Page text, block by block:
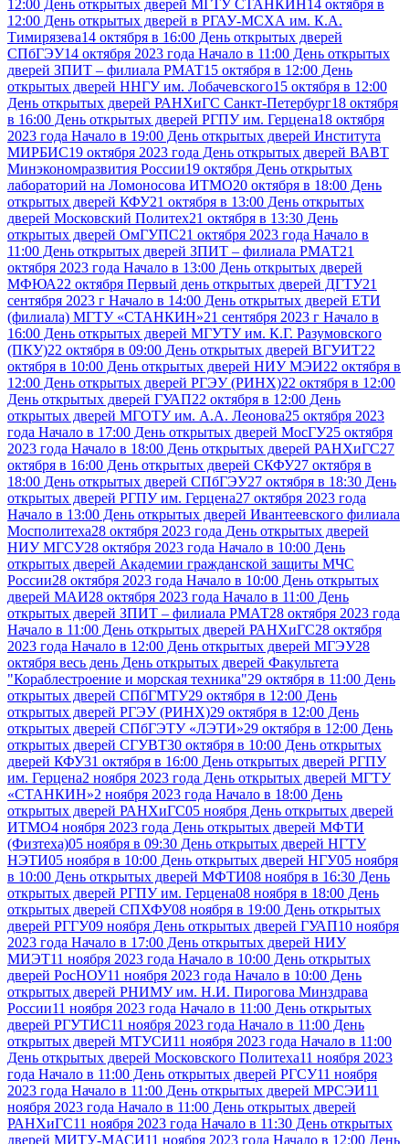
12:00 День открытых дверей МГТУ СТАНКИН14 октября в
12:00 День открытых дверей в РГАУ-МСХА им. К.А.
Тимирязева14 октября в 16:00 День открытых дверей
СПбГЭУ14 октября 2023 года Начало в 11:00 День открытых
дверей ЗПИТ – филиала РМАТ15 октября в 12:00 День
открытых дверей ННГУ им. Лобачевского15 октября в 12:00
День открытых дверей РАНХиГС Санкт-Петербург18 октября
в 16:00 День открытых дверей РГПУ им. Герцена18 октября
2023 года Начало в 19:00 День открытых дверей Института
МИРБИС19 октября 2023 года День открытых дверей ВАВТ
Минэкономразвития России19 октября День открытых
лабораторий на Ломоносова ИТМО20 октября в 18:00 День
открытых дверей КФУ21 октября в 13:00 День открытых
дверей Московский Политех21 октября в 13:30 День
открытых дверей ОмГУПС21 октября 2023 года Начало в
11:00 День открытых дверей ЗПИТ – филиала РМАТ21
октября 2023 года Начало в 13:00 День открытых дверей
МФЮА22 октября Первый день открытых дверей ДГТУ21
сентября 2023 г Начало в 14:00 День открытых дверей ЕТИ
(филиала) МГТУ «СТАНКИН»21 сентября 2023 г Начало в
16:00 День открытых дверей МГУТУ им. К.Г. Разумовского
(ПКУ)22 октября в 09:00 День открытых дверей ВГУИТ22
октября в 10:00 День открытых дверей НИУ МЭИ22 октября в
12:00 День открытых дверей РГЭУ (РИНХ)22 октября в 12:00
День открытых дверей ГУАП22 октября в 12:00 День
открытых дверей МГОТУ им. А.А. Леонова25 октября 2023
года Начало в 17:00 День открытых дверей МосГУ25 октября
2023 года Начало в 18:00 День открытых дверей РАНХиГС27
октября в 16:00 День открытых дверей СКФУ27 октября в
18:00 День открытых дверей СПбГЭУ27 октября в 18:30 День
открытых дверей РГПУ им. Герцена27 октября 2023 года
Начало в 13:00 День открытых дверей Ивантеевского филиала
Мосполитеха28 октября 2023 года День открытых дверей
НИУ МГСУ28 октября 2023 года Начало в 10:00 День
открытых дверей Академии гражданской защиты МЧС
России28 октября 2023 года Начало в 10:00 День открытых
дверей МАИ28 октября 2023 года Начало в 11:00 День
открытых дверей ЗПИТ – филиала РМАТ28 октября 2023 года
Начало в 11:00 День открытых дверей РАНХиГС28 октября
2023 года Начало в 12:00 День открытых дверей МГЭУ28
октября весь день День открытых дверей Факультета
"Кораблестроение и морская техника"29 октября в 11:00 День
открытых дверей СПбГМТУ29 октября в 12:00 День
открытых дверей РГЭУ (РИНХ)29 октября в 12:00 День
открытых дверей СПбГЭТУ «ЛЭТИ»29 октября в 12:00 День
открытых дверей СГУВТ30 октября в 10:00 День открытых
дверей КФУ31 октября в 16:00 День открытых дверей РГПУ
им. Герцена2 ноября 2023 года День открытых дверей МГТУ
«СТАНКИН»2 ноября 2023 года Начало в 18:00 День
открытых дверей РАНХиГС05 ноября День открытых дверей
ИТМО4 ноября 2023 года День открытых дверей МФТИ
(Физтеха)05 ноября в 09:30 День открытых дверей НГТУ
НЭТИ05 ноября в 10:00 День открытых дверей НГУ05 ноября
в 10:00 День открытых дверей МФТИ08 ноября в 16:30 День
открытых дверей РГПУ им. Герцена08 ноября в 18:00 День
открытых дверей СПХФУ08 ноября в 19:00 День открытых
дверей РГГУ09 ноября День открытых дверей ГУАП10 ноября
2023 года Начало в 17:00 День открытых дверей НИУ
МИЭТ11 ноября 2023 года Начало в 10:00 День открытых
дверей РосНОУ11 ноября 2023 года Начало в 10:00 День
открытых дверей РНИМУ им. Н.И. Пирогова Минздрава
России11 ноября 2023 года Начало в 11:00 День открытых
дверей РГУТИС11 ноября 2023 года Начало в 11:00 День
открытых дверей МТУСИ11 ноября 2023 года Начало в 11:00
День открытых дверей Московского Политеха11 ноября 2023
года Начало в 11:00 День открытых дверей РГСУ11 ноября
2023 года Начало в 11:00 День открытых дверей МРСЭИ11
ноября 2023 года Начало в 11:00 День открытых дверей
РАНХиГС11 ноября 2023 года Начало в 11:30 День открытых
дверей МИТУ-МАСИ11 ноября 2023 года Начало в 12:00 День